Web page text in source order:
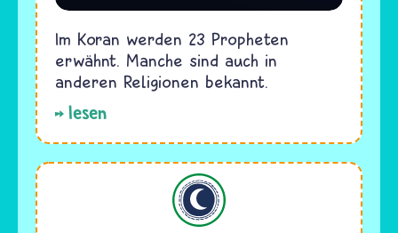
Im Koran werden 23 Propheten
erwähnt. Manche sind auch in
anderen Religionen bekannt.
lesen